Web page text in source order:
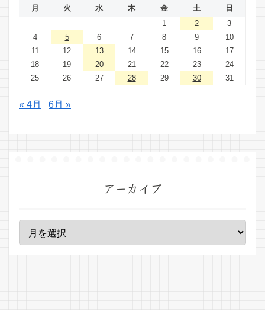
月 火 水 木 金 土
日
1
2
3
4
5 6 7 8 9
10
11
12 13 14 15 16
17
18
19 20 21 22 23
24
25
26 27 28 29 30 31
« 4月 6月 »
アーカイブ